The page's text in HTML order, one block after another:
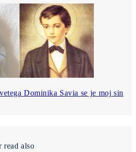
Dominika Savia se je moj sin